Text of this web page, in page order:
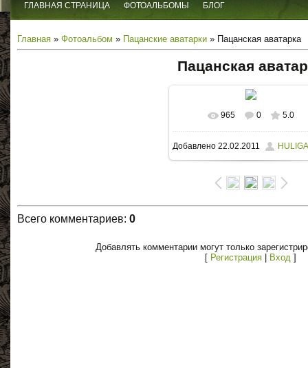
ГЛАВНАЯ СТРАНИЦА ФОТОАЛЬБОМЫ БЛОГ
Главная » Фотоальбом » Пацанские аватарки » Пацанская аватарка
Пацанская
965 0 5.0
Добавлено 22.02.2011
Всего комментариев: 0
Добавлять комментарии могут только
[ Регистрация Вход ]